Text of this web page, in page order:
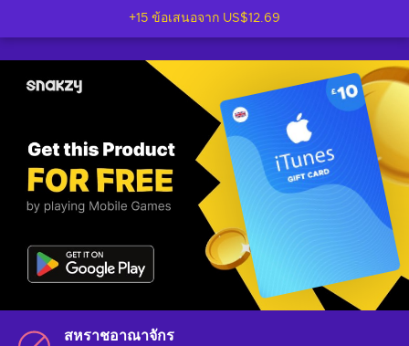
+15 ข้อเสนอจาก US$12.69
สหราชอาณาจักร